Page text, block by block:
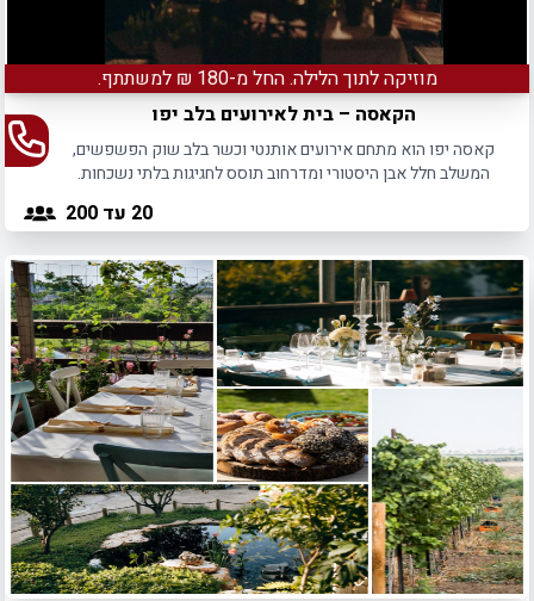
מוזיקה לתוך הלילה. החל מ-180 ₪ למשתתף.
הקאסה – בית לאירועים בלב יפו
קאסה יפו הוא מתחם אירועים אותנטי וכשר בלב שוק הפשפשים,
המשלב חלל אבן היסטורי ומדרחוב תוסס לחגיגות בלתי נשכחות.
20 עד 200